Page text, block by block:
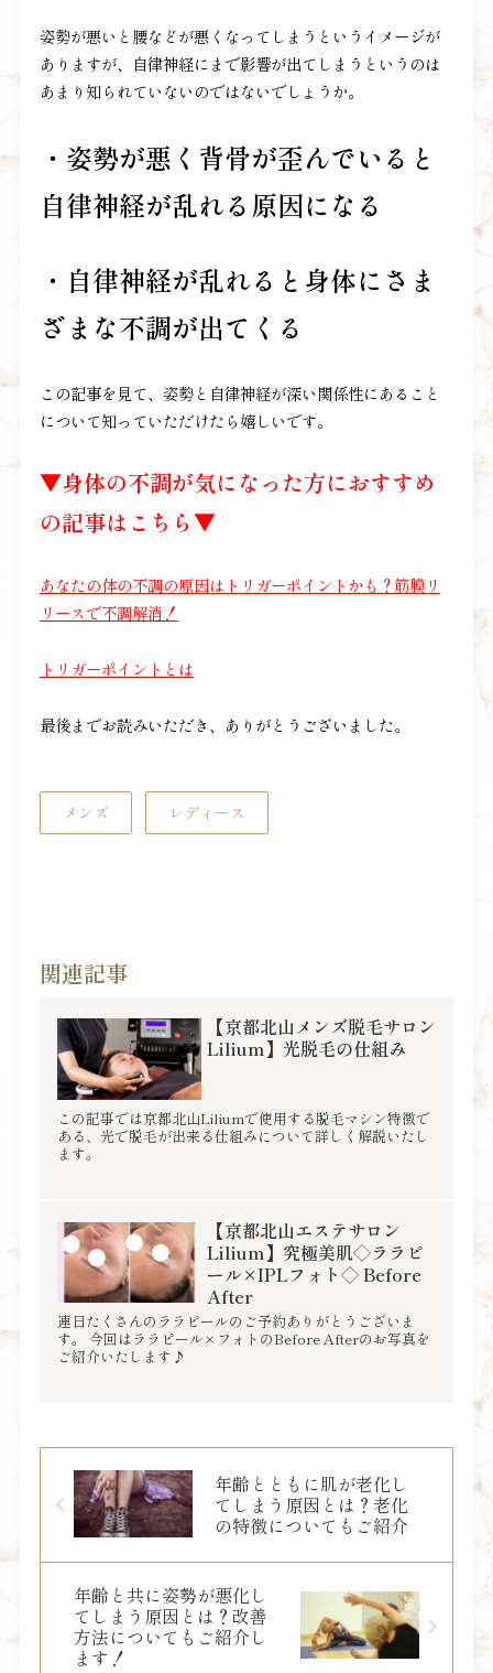
姿勢が悪いと腰などが悪くなってしまうというイメージが
ありますが、自律神経にまで影響が出てしまうというのは
あまり知られていないのではないでしょうか。
・姿勢が悪く背骨が歪んでいると
自律神経が乱れる原因になる
・自律神経が乱れると身体にさま
ざまな不調が出てくる
この記事を見て、姿勢と自律神経が深い関係性にあること
について知っていただけたら嬉しいです。
▼身体の不調が気になった方におすすめ
の記事はこちら▼
あなたの体の不調の原因はトリガーポイントかも？筋膜リ
リースで不調解消！
トリガーポイントとは
最後までお読みいただき、ありがとうございました。
メンズ レディース
関連記事
【京都北山メンズ脱毛サロン
Lilium】光脱毛の仕組み
この記事では京都北山Liliumで使用する脱毛マシン特徴で
ある、光で脱毛が出来る仕組みについて詳しく解説いたし
ます。
【京都北山エステサロン
Lilium】究極美肌◇ララピ
ール×IPLフォト◇ Before
After
連日たくさんのララピールのご予約ありがとうございま
す。 今回はララピール×フォトのBefore Afterのお写真を
ご紹介いたします♪
年齢とともに肌が老化し
てしまう原因とは？老化
の特徴についてもご紹介
年齢と共に姿勢が悪化し
てしまう原因とは？改善
方法についてもご紹介し
ます！